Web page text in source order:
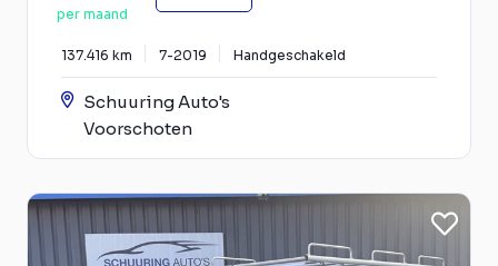
per maand
137.416 km 7-2019 Handgeschakeld
Schuuring Auto's
Voorschoten